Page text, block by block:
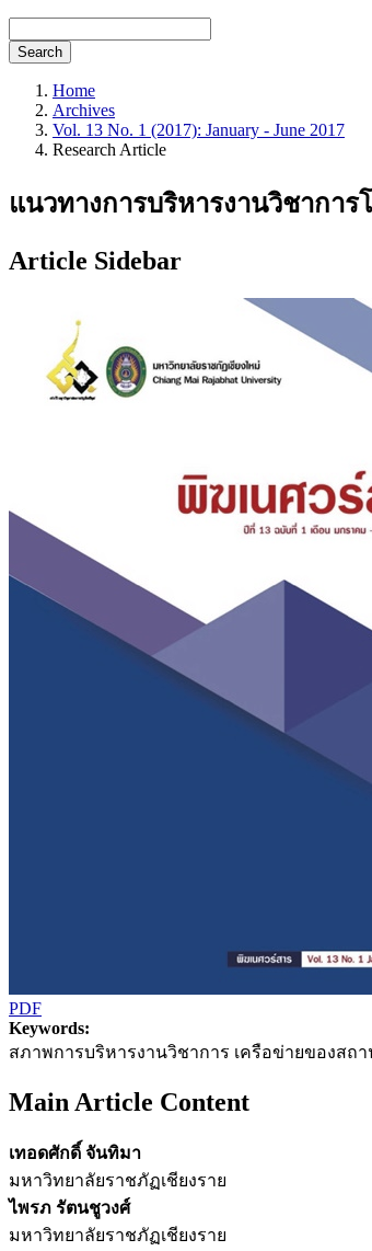
Search
Home
Archives
Vol. 13 No. 1 (2017): January - June 2017
Research Article
แนวทางการบริหารงานวิชากา
Article Sidebar
PDF
Keywords:
สภาพการบริหารงานวิชาการ เครือข่ายของสถานศึ
Main Article Content
เทอดศักดิ์ จันทิมา
มหาวิทยาลัยราชภัฏเชียงราย
ไพรภ รัตนชูวงศ์
มหาวิทยาลัยราชภัฏเชียงราย